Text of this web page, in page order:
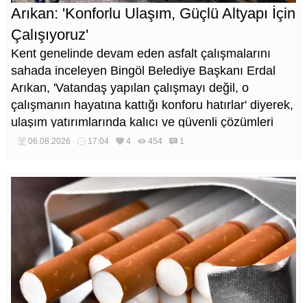
Arıkan: 'Konforlu Ulaşım, Güçlü Altyapı İçin
Çalışıyoruz'
Kent genelinde devam eden asfalt çalışmalarını
sahada inceleyen Bingöl Belediye Başkanı Erdal
Arıkan, 'Vatandaş yapılan çalışmayı değil, o
çalışmanın hayatına kattığı konforu hatırlar' diyerek,
ulaşım yatırımlarında kalıcı ve güvenli çözümleri
öncelediklerini söyledi. Arıkan, bu sezon yaklaşık 40
06.08.2026 17:04 4 454 1